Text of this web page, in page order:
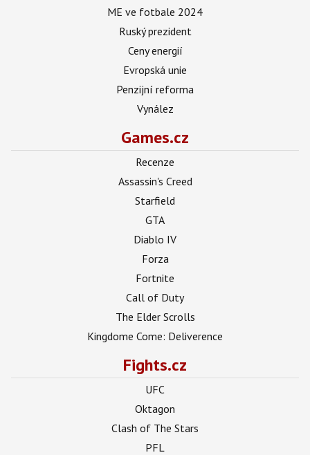
ME ve fotbale 2024
Ruský prezident
Ceny energií
Evropská unie
Penzijní reforma
Vynález
Games.cz
Recenze
Assassin's Creed
Starfield
GTA
Diablo IV
Forza
Fortnite
Call of Duty
The Elder Scrolls
Kingdome Come: Deliverence
Fights.cz
UFC
Oktagon
Clash of The Stars
PFL